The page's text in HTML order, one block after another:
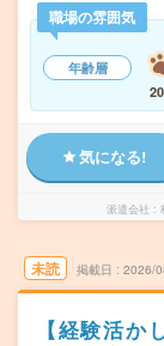
職場の雰囲気
年齢層
気になる!
派遣会社
未読 掲載日 2026/
【経験活か